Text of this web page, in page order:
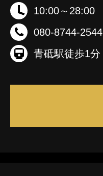
10:00～28:00
080-8744-2544
青砥駅徒歩1分